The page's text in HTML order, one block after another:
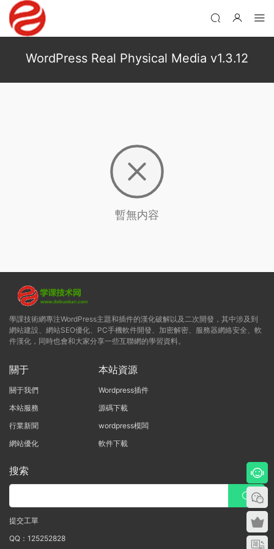
WordPress Real Physical Media v1.3.12
暫無内容
學課技術網專注WordPress主題和插件的漢化破解以及二次開發，其中涉及到
網站建設、網站SEO優化、PC手機軟件開發、加密解密、服務器網絡安全、軟
件漢化，同時也會和大家分享一些互聯網的學習資料。
關于
關于我們
本站服務
行業新聞
網站優化
本站資源
Wordpress插件
源碼下載
wordpress模闆
軟件下載
搜索
提交工單
QQ：125252828